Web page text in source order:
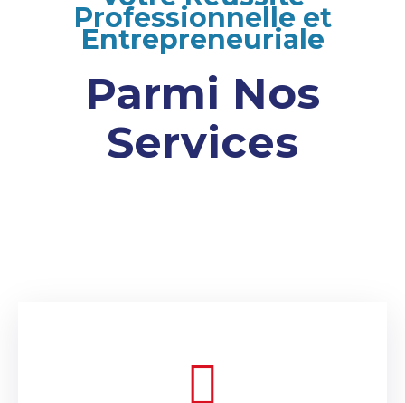
Professionnelle et
Entrepreneuriale
Parmi Nos
Services